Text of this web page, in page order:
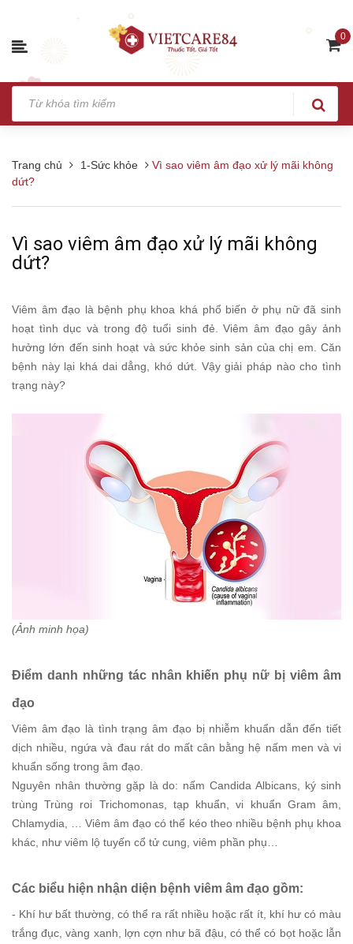
0
Trang chủ 1-Sức khỏe
Vì sao viêm âm đạo xử lý mãi không
dứt?
Vì sao viêm âm đạo xử lý mãi không
dứt?
Viêm âm đạo là bệnh phụ khoa khá phổ biến ở phụ nữ đã sinh
hoạt tình dục và trong độ tuổi sinh đẻ. Viêm âm đạo gây ảnh
hưởng lớn đến sinh hoạt và sức khỏe sinh sản của chị em. Căn
bệnh này lại khá dai dẳng, khó dứt. Vậy giải pháp nào cho tình
trạng này?
(Ảnh minh họa)
Điểm danh những tác nhân khiến phụ nữ bị viêm âm
đạo
Viêm âm đạo là tình trạng âm đạo bị nhiễm khuẩn dẫn đến tiết
dịch nhiều, ngứa và đau rát do mất cân bằng hệ nấm men và vi
khuẩn sống trong âm đạo.
Nguyên nhân thường gặp là do: nấm Candida Albicans, ký sinh
trùng Trùng roi Trichomonas, tạp khuẩn, vi khuẩn Gram âm,
Chlamydia, … Viêm âm đạo có thể kéo theo nhiều bệnh phụ khoa
khác, như viêm lộ tuyến cổ tử cung, viêm phần phụ…
Các biểu hiện nhận diện bệnh viêm âm đạo gồm:
- Khí hư bất thường, có thể ra rất nhiều hoặc rất ít, khí hư có màu
trắng đục, vàng xanh, lợn cợn như bã đậu, có thể có bọt hoặc lẫn